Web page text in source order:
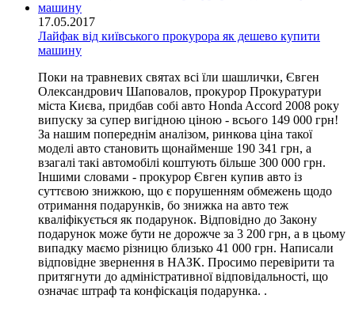
17.05.2017
Лайфак від київського прокурора як дешево купити
машину
Поки на травневих святах всі їли шашлички, Євген
Олександрович Шаповалов, прокурор Прокуратури
міста Києва, придбав собі авто Honda Accord 2008 року
випуску за супер вигідною ціною - всього 149 000 грн!
За нашим попереднім аналізом, ринкова ціна такої
моделі авто становить щонайменше 190 341 грн, а
взагалі такі автомобілі коштують більше 300 000 грн.
Іншими словами - прокурор Євген купив авто із
суттєвою знижкою, що є порушенням обмежень щодо
отримання подарунків, бо знижка на авто теж
кваліфікується як подарунок. Відповідно до Закону
подарунок може бути не дорожче за 3 200 грн, а в цьому
випадку маємо різницю близько 41 000 грн. Написали
відповідне звернення в НАЗК. Просимо перевірити та
притягнути до адміністративної відповідальності, що
означає штраф та конфіскація подарунка. .